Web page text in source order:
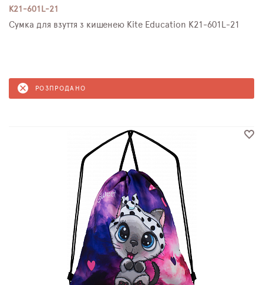
K21-601L-21
Сумка для взуття з кишенею Kite Education K21-601L-21
РОЗПРОДАНО